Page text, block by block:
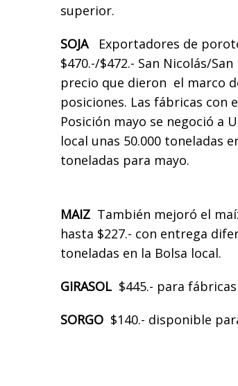
superior.
SOJAExportadores de
$470.-/$472.- San Nicolás/
precio que dieron el marco
posiciones. Las fábricas con
Posición mayo se negoció a
local unas 50.000 toneladas
toneladas para mayo.
MAIZ También mejoró el
hasta $227.- con entrega
toneladas en la Bolsa local.
GIRASOL $445.- para
SORGO $140.- disponible